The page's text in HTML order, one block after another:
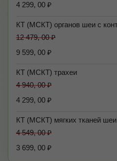
4 299, 00 ₽
КТ (МСКТ) органов шеи с
12 479, 00 ₽
9 599, 00 ₽
КТ (МСКТ) трахеи
4 940, 00 ₽
4 299, 00 ₽
КТ (МСКТ) мягких тканей шеи
4 549, 00 ₽
3 699, 00 ₽